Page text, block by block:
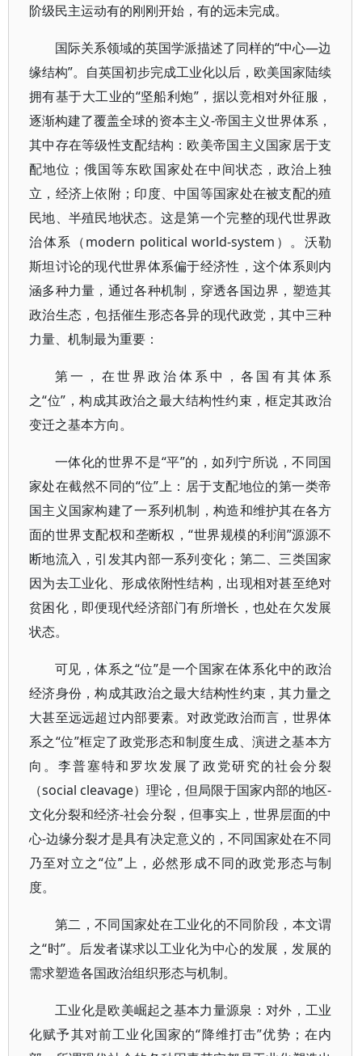
阶级民主运动有的刚刚开始，有的远未完成。
国际关系领域的英国学派描述了同样的“中心—边
缘结构”。自英国初步完成工业化以后，欧美国家陆续
拥有基于大工业的“坚船利炮”，据以竞相对外征服，
逐渐构建了覆盖全球的资本主义-帝国主义世界体系，
其中存在等级性支配结构：欧美帝国主义国家居于支
配地位；俄国等东欧国家处在中间状态，政治上独
立，经济上依附；印度、中国等国家处在被支配的殖
民地、半殖民地状态。这是第一个完整的现代世界政
治体系（modern political world-system）。沃勒
斯坦讨论的现代世界体系偏于经济性，这个体系则内
涵多种力量，通过各种机制，穿透各国边界，塑造其
政治生态，包括催生形态各异的现代政党，其中三种
力量、机制最为重要：
第一，在世界政治体系中，各国有其体系
之“位”，构成其政治之最大结构性约束，框定其政治
变迁之基本方向。
一体化的世界不是“平”的，如列宁所说，不同国
家处在截然不同的“位”上：居于支配地位的第一类帝
国主义国家构建了一系列机制，构造和维护其在各方
面的世界支配权和垄断权，“世界规模的利润”源源不
断地流入，引发其内部一系列变化；第二、三类国家
因为去工业化、形成依附性结构，出现相对甚至绝对
贫困化，即便现代经济部门有所增长，也处在欠发展
状态。
可见，体系之“位”是一个国家在体系化中的政治
经济身份，构成其政治之最大结构性约束，其力量之
大甚至远远超过内部要素。对政党政治而言，世界体
系之“位”框定了政党形态和制度生成、演进之基本方
向。李普塞特和罗坎发展了政党研究的社会分裂
（social cleavage）理论，但局限于国家内部的地区-
文化分裂和经济-社会分裂，但事实上，世界层面的中
心-边缘分裂才是具有决定意义的，不同国家处在不同
乃至对立之“位”上，必然形成不同的政党形态与制
度。
第二，不同国家处在工业化的不同阶段，本文谓
之“时”。后发者谋求以工业化为中心的发展，发展的
需求塑造各国政治组织形态与机制。
工业化是欧美崛起之基本力量源泉：对外，工业
化赋予其对前工业化国家的“降维打击”优势；在内